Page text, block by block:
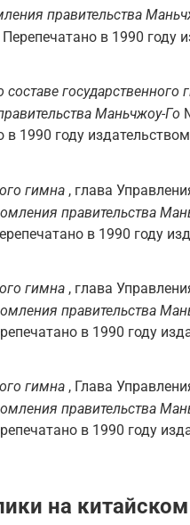
правительства
в 1990 году
государственного
Маньчжоу-Го
в 1990 году
гимна , глава
правительства
в 1990 году
гимна , глава
правительства
в 1990 году
гимна , Глава
правительства
в 1990 году
на